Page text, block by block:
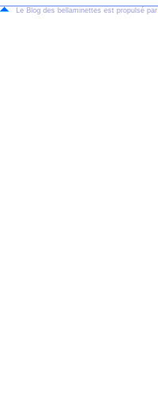
Le Blog des bellaminettes est propulsé par